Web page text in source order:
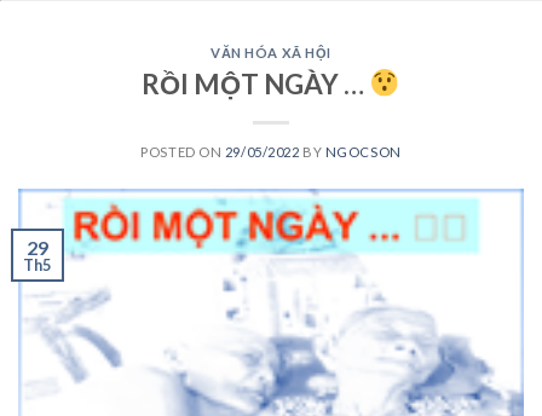
VĂN HÓA XÃ HỘI
RỒI MỘT NGÀY …
POSTED ON 29/05/2022 BY NGOCSON
29
Th5